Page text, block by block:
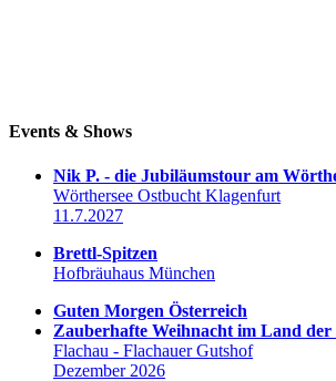
Events & Shows
Nik P. - die Jubiläumstour am
Wörthersee Ostbucht Klagenfurt
11.7.2027
Brettl-Spitzen
Hofbräuhaus München
Guten Morgen Österreich
Zauberhafte Weihnacht im Land der
Flachau - Flachauer Gutshof
Dezember 2026